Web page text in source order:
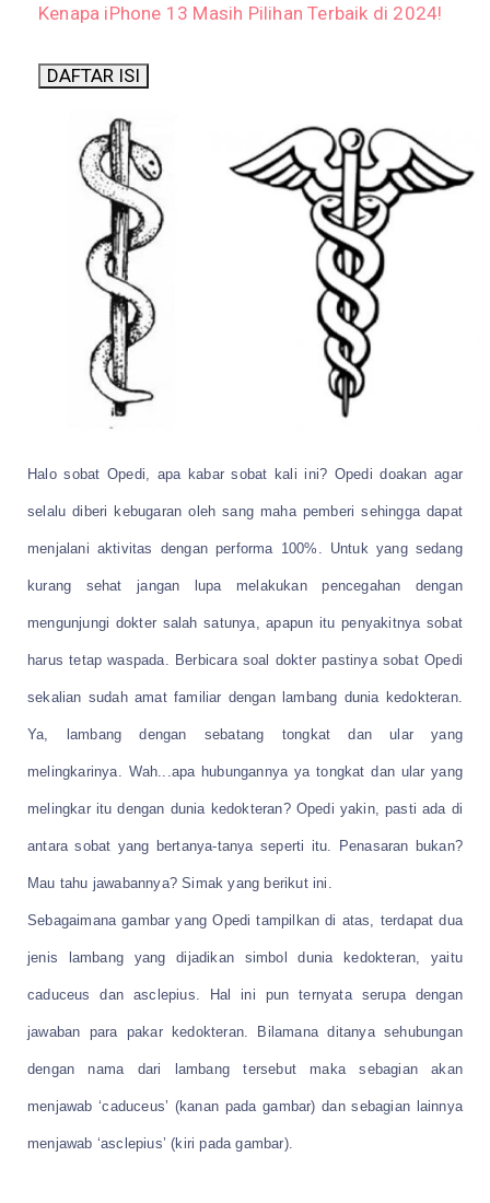
Kenapa iPhone 13 Masih Pilihan Terbaik di 2024!
DAFTAR ISI
Halo sobat Opedi, apa kabar sobat kali ini? Opedi doakan agar
selalu diberi kebugaran oleh sang maha pemberi sehingga dapat
menjalani aktivitas dengan performa 100%. Untuk yang sedang
kurang sehat jangan lupa melakukan pencegahan dengan
mengunjungi dokter salah satunya, apapun itu penyakitnya sobat
harus tetap waspada. Berbicara soal dokter pastinya sobat Opedi
sekalian sudah amat familiar dengan lambang dunia kedokteran.
Ya, lambang dengan sebatang tongkat dan ular yang
melingkarinya. Wah...apa hubungannya ya tongkat dan ular yang
melingkar itu dengan dunia kedokteran? Opedi yakin, pasti ada di
antara sobat yang bertanya-tanya seperti itu. Penasaran bukan?
Mau tahu jawabannya? Simak yang berikut ini.
Sebagaimana gambar yang Opedi tampilkan di atas, terdapat dua
jenis lambang yang dijadikan simbol dunia kedokteran, yaitu
caduceus dan asclepius. Hal ini pun ternyata serupa dengan
jawaban para pakar kedokteran. Bilamana ditanya sehubungan
dengan nama dari lambang tersebut maka sebagian akan
menjawab ‘caduceus’ (kanan pada gambar) dan sebagian lainnya
menjawab ‘asclepius’ (kiri pada gambar).